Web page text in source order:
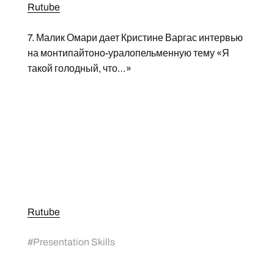
Rutube
7. Малик Омари дает Кристине Варгас интервью
на монтипайтоно-уралопельменную тему «Я
такой голодный, что…»
Rutube
#Presentation Skills